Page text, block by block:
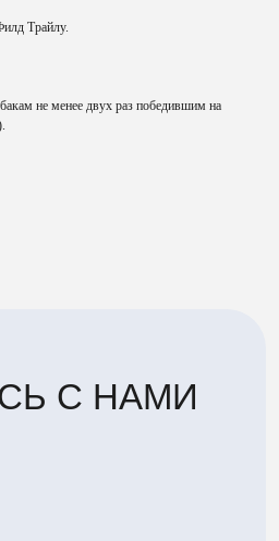
Трайлу.
не менее двух раз победившим на
С НАМИ